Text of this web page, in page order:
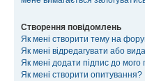
Створення повідомлень
Як мені створити тему на
Як мені відредагувати або
Як мені додати підпис до мого
Як мені створити опитування?